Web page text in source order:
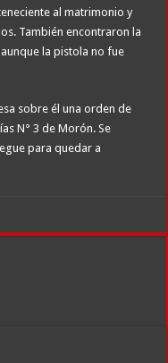
al matrimonio y
También encontraron la
la pistola no fue
sobre él una orden de
N° 3 de Morón. Se
para quedar a